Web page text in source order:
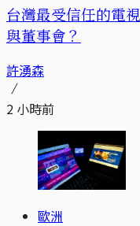
台灣最受信任的電
與董事會？
許湧森
2 小時前
歐洲